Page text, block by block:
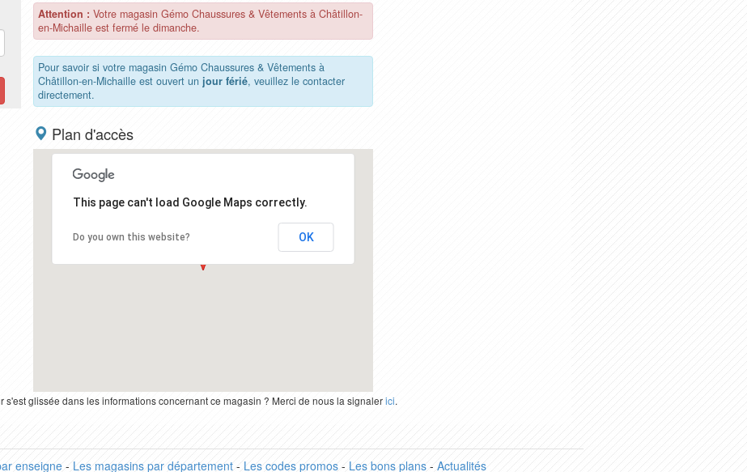
Attention : Votre magasin Gémo Chaussures & Vêtements à Châtillon-
en-Michaille est fermé le dimanche.
Pour savoir si votre magasin Gémo Chaussures & Vêtements à
Châtillon-en-Michaille est ouvert un jour férié, veuillez le contacter
directement.
Plan d'accès
This page can't load Google Maps correctly.
Do you own this website? OK
s'est glissée dans les informations concernant ce magasin ? Merci de nous la signalerici.
enseigne- Les magasins par département- Les codes promos- Les bons plans- Actualités